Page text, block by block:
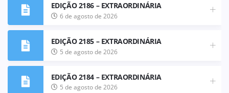
EDIÇÃO 2186 – EXTRAORDINÁRIA
6 de agosto de 2026
EDIÇÃO 2185 – EXTRAORDINÁRIA
5 de agosto de 2026
EDIÇÃO 2184 – EXTRAORDINÁRIA
5 de agosto de 2026